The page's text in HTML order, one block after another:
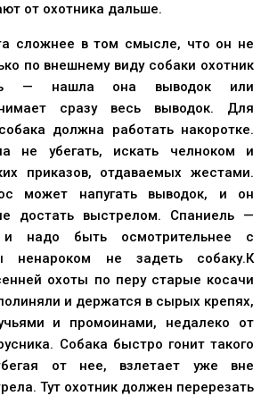
от охотника дальше.
сложнее в том смысле, что он не
по внешнему виду собаки охотник
— нашла она выводок или
сразу весь выводок. Для
должна работать накоротке.
не убегать, искать челноком и
приказов, отдаваемых жестами.
может напугать выводок, и он
достать выстрелом. Спаниель —
и надо быть осмотрительнее с
ненароком не задеть собаку.К
охоты по перу старые косачи
и держатся в сырых крепях,
и промоинами, недалеко от
Собака быстро гонит такого
от нее, взлетает уже вне
Тут охотник должен перерезать